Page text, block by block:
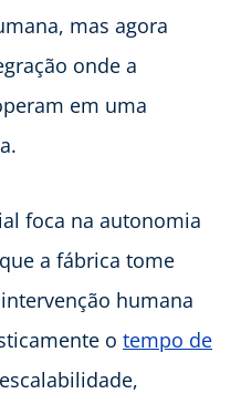
mas agora
onde a
em uma
foca na autonomia
a fábrica tome
humana
o tempo de